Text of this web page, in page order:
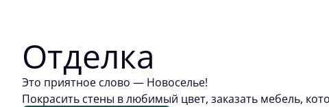
Отделка
Это приятное слово — Новоселье!
Покрасить стены в любимый цвет, заказать мебель,